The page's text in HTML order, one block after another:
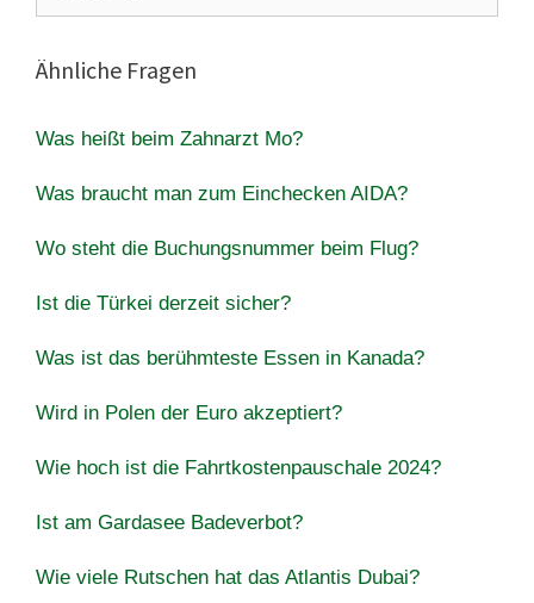
Ähnliche Fragen
Was heißt beim Zahnarzt Mo?
Was braucht man zum Einchecken AIDA?
Wo steht die Buchungsnummer beim Flug?
Ist die Türkei derzeit sicher?
Was ist das berühmteste Essen in Kanada?
Wird in Polen der Euro akzeptiert?
Wie hoch ist die Fahrtkostenpauschale 2024?
Ist am Gardasee Badeverbot?
Wie viele Rutschen hat das Atlantis Dubai?